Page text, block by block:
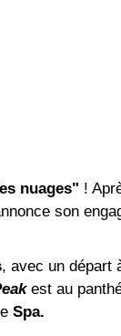
nuages" !
son
, avec un départ
est au
Spa.